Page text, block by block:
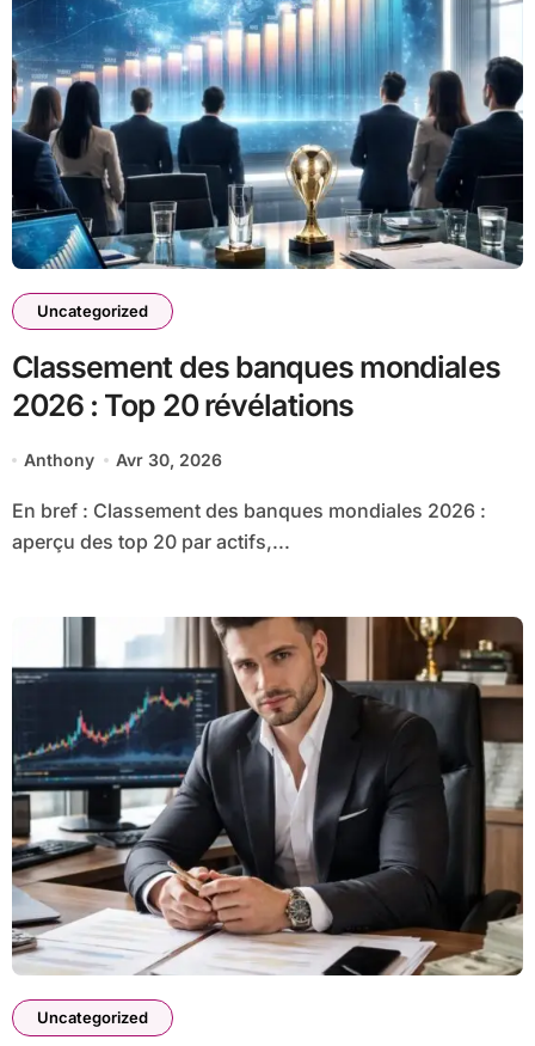
Uncategorized
Classement des banques mondiales
2026 : Top 20 révélations
Anthony Avr 30, 2026
En bref : Classement des banques mondiales 2026 :
aperçu des top 20 par actifs,...
Uncategorized